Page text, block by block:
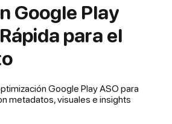
Google Play
para el
Google Play ASO para
metadatos, visuales e insights